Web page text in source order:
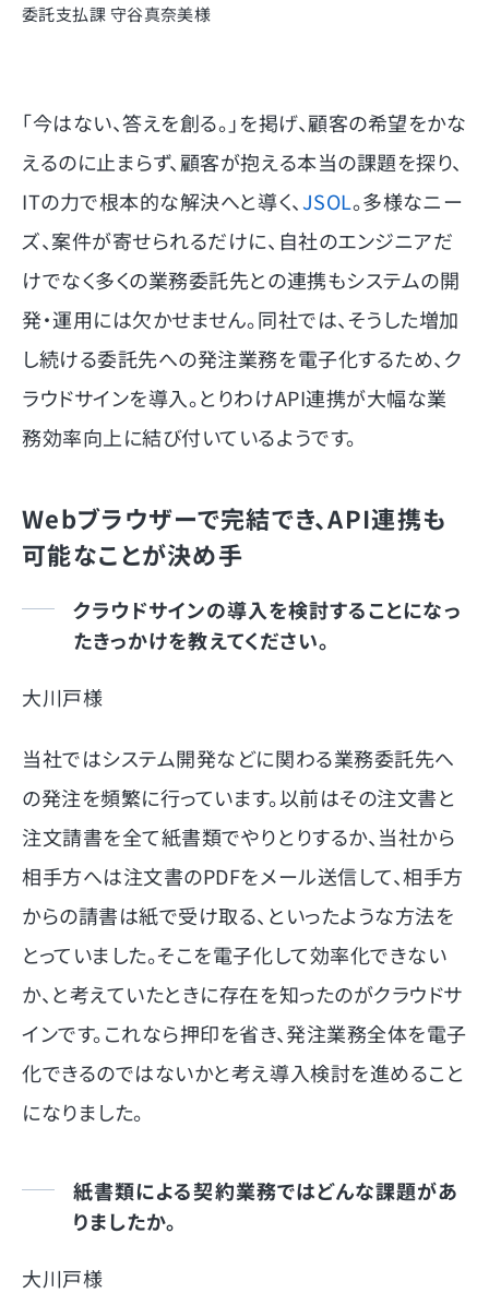
委託支払課 守谷真奈美様
「今はない、答えを創る。」を掲げ、顧客の希望をかな
えるのに止まらず、顧客が抱える本当の課題を探り、
ITの力で根本的な解決へと導く、JSOL。多様なニー
ズ、案件が寄せられるだけに、自社のエンジニアだ
けでなく多くの業務委託先との連携もシステムの開
発・運用には欠かせません。同社では、そうした増加
し続ける委託先への発注業務を電子化するため、ク
ラウドサインを導入。とりわけAPI連携が大幅な業
務効率向上に結び付いているようです。
Webブラウザーで完結でき、API連携も
可能なことが決め手
クラウドサインの導入を検討することになっ
たきっかけを教えてください。
大川戸様
当社ではシステム開発などに関わる業務委託先へ
の発注を頻繁に行っています。以前はその注文書と
注文請書を全て紙書類でやりとりするか、当社から
相手方へは注文書のPDFをメール送信して、相手方
からの請書は紙で受け取る、といったような方法を
とっていました。そこを電子化して効率化できない
か、と考えていたときに存在を知ったのがクラウドサ
インです。これなら押印を省き、発注業務全体を電子
化できるのではないかと考え導入検討を進めること
になりました。
紙書類による契約業務ではどんな課題があ
りましたか。
大川戸様